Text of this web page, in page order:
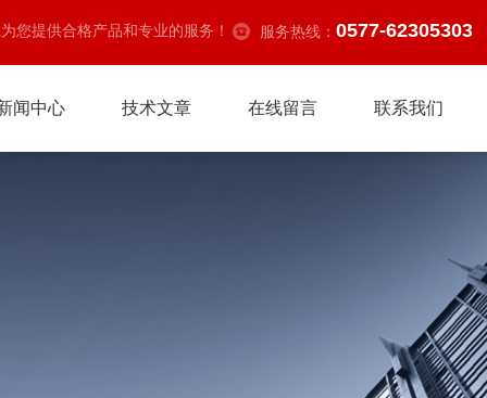
您提供合格产品和专业的服务！ 服务热线： 0577-62305303
闻中心 技术文章 在线留言 联系我们